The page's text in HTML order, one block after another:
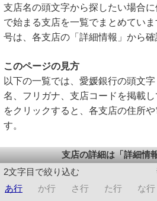
支店名の頭文字から探したい場合に
で始まる支店を一覧でまとめてい
号は、各支店の「詳細情報」から確
このページの見方
以下の一覧では、愛媛銀行の頭文
名、フリガナ、支店コードを掲載し
をクリックすると、各支店の住所
す。
支店の詳細は「詳細情
2文字目で絞り込む
あ行 か行 さ行 た行 な行